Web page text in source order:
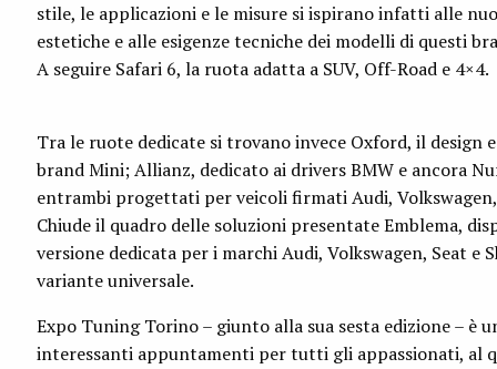
stile, le applicazioni e le misure si ispirano infatti alle
estetiche e alle esigenze tecniche dei modelli di questi
A seguire Safari 6, la ruota adatta a SUV, Off-Road e 4×4.
Tra le ruote dedicate si trovano invece Oxford, il design
brand Mini; Allianz, dedicato ai drivers BMW e ancora
entrambi progettati per veicoli firmati Audi, Volkswagen,
Chiude il quadro delle soluzioni presentate Emblema,
versione dedicata per i marchi Audi, Volkswagen, Seat e
variante universale.
Expo Tuning Torino – giunto alla sua sesta edizione – è
interessanti appuntamenti per tutti gli appassionati, al